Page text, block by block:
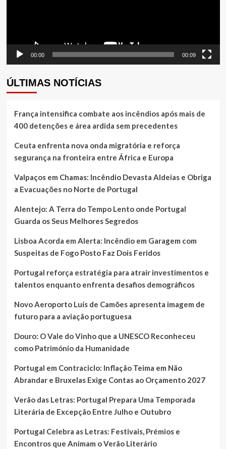
00:00 00:09
ÚLTIMAS NOTÍCIAS
França intensifica combate aos incêndios após mais de
400 detenções e área ardida sem precedentes
Ceuta enfrenta nova onda migratória e reforça
segurança na fronteira entre África e Europa
Valpaços em Chamas: Incêndio Devasta Aldeias e Obriga
a Evacuações no Norte de Portugal
Alentejo: A Terra do Tempo Lento onde Portugal
Guarda os Seus Melhores Segredos
Lisboa Acorda em Alerta: Incêndio em Garagem com
Suspeitas de Fogo Posto Faz Dois Feridos
Portugal reforça estratégia para atrair investimentos e
talentos enquanto enfrenta desafios demográficos
Novo Aeroporto Luís de Camões apresenta imagem de
futuro para a aviação portuguesa
Douro: O Vale do Vinho que a UNESCO Reconheceu
como Património da Humanidade
Portugal em Contraciclo: Inflação Teima em Não
Abrandar e Bruxelas Exige Contas ao Orçamento 2027
Verão das Letras: Portugal Prepara Uma Temporada
Literária de Excepção Entre Julho e Outubro
Portugal Celebra as Letras: Festivais, Prémios e
Encontros que Animam o Verão Literário